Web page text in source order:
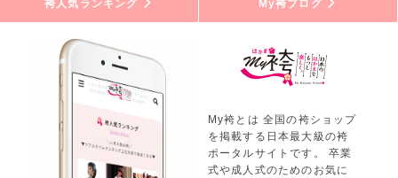
袴人気ランキング My袴ブログ
My袴とは 全国の袴ショップ
を掲載する日本最大級の袴
ポータルサイトです。 卒業
式や成人式のためのお気に